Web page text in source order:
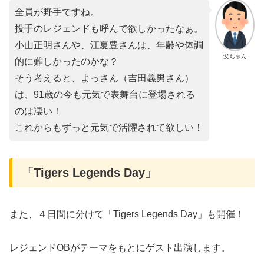
父ちゃん
全員が野手ですね。
投手のレジェンドも呼んで欲しかったなぁ。
小山正明さんや、江夏豊さんは、年齢や体調
的に難しかったのかな？
そう考えると、よっさん（吉田義男さん）
は、91歳の今も元気で表舞台に登場される
のは凄い！
これからもずっと元気で活躍されて欲しい！
「Tigers Legends Day」
また、４日間に分けて「Tigers Legends Day」も開催！
レジェンドOBがテーマをもとにゲスト出演します。